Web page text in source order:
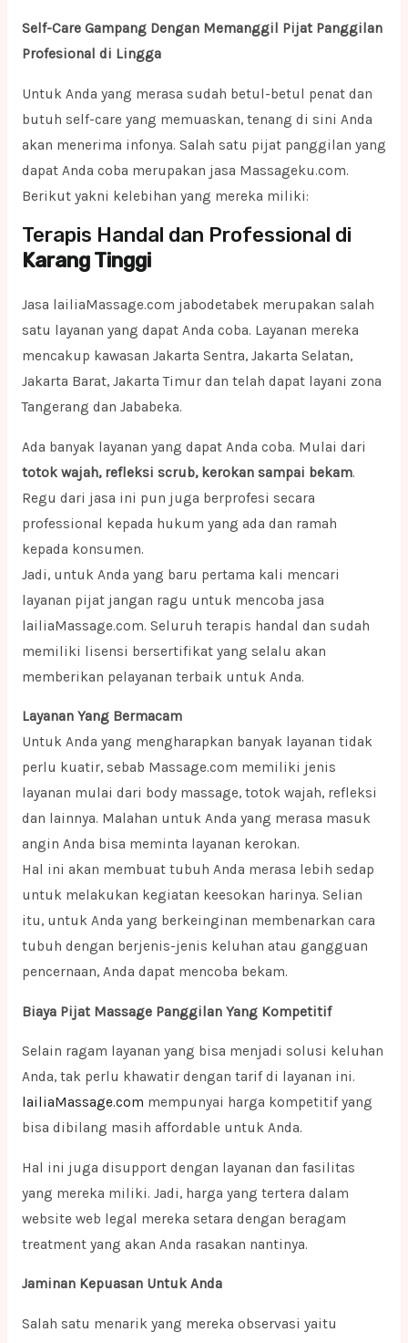
Self-Care Gampang Dengan Memanggil Pijat Panggilan
Profesional di Lingga
Untuk Anda yang merasa sudah betul-betul penat dan
butuh self-care yang memuaskan, tenang di sini Anda
akan menerima infonya. Salah satu pijat panggilan yang
dapat Anda coba merupakan jasa Massageku.com.
Berikut yakni kelebihan yang mereka miliki:
Terapis Handal dan Professional di
Karang Tinggi
Jasa lailiaMassage.com jabodetabek merupakan salah
satu layanan yang dapat Anda coba. Layanan mereka
mencakup kawasan Jakarta Sentra, Jakarta Selatan,
Jakarta Barat, Jakarta Timur dan telah dapat layani zona
Tangerang dan Jababeka.
Ada banyak layanan yang dapat Anda coba. Mulai dari
totok wajah, refleksi scrub, kerokan sampai bekam.
Regu dari jasa ini pun juga berprofesi secara
professional kepada hukum yang ada dan ramah
kepada konsumen.
Jadi, untuk Anda yang baru pertama kali mencari
layanan pijat jangan ragu untuk mencoba jasa
lailiaMassage.com. Seluruh terapis handal dan sudah
memiliki lisensi bersertifikat yang selalu akan
memberikan pelayanan terbaik untuk Anda.
Layanan Yang Bermacam
Untuk Anda yang mengharapkan banyak layanan tidak
perlu kuatir, sebab Massage.com memiliki jenis
layanan mulai dari body massage, totok wajah, refleksi
dan lainnya. Malahan untuk Anda yang merasa masuk
angin Anda bisa meminta layanan kerokan.
Hal ini akan membuat tubuh Anda merasa lebih sedap
untuk melakukan kegiatan keesokan harinya. Selian
itu, untuk Anda yang berkeinginan membenarkan cara
tubuh dengan berjenis-jenis keluhan atau gangguan
pencernaan, Anda dapat mencoba bekam.
Biaya Pijat Massage Panggilan Yang Kompetitif
Selain ragam layanan yang bisa menjadi solusi keluhan
Anda, tak perlu khawatir dengan tarif di layanan ini.
lailiaMassage.com mempunyai harga kompetitif yang
bisa dibilang masih affordable untuk Anda.
Hal ini juga disupport dengan layanan dan fasilitas
yang mereka miliki. Jadi, harga yang tertera dalam
website web legal mereka setara dengan beragam
treatment yang akan Anda rasakan nantinya.
Jaminan Kepuasan Untuk Anda
Salah satu menarik yang mereka observasi yaitu